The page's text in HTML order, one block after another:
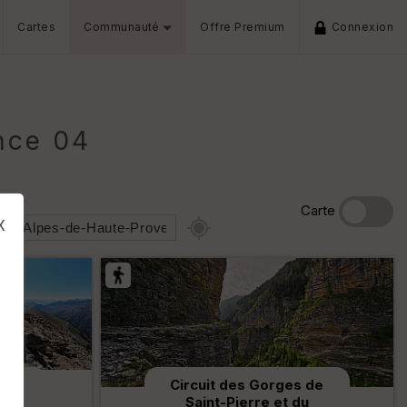
Cartes Communauté Offre Premium Connexion
04
Carte
Circuit des Gorges de
Saint-Pierre et du